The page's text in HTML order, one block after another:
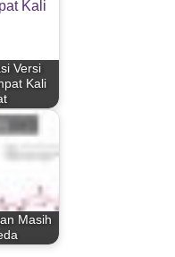
Versi
Kali
Masih